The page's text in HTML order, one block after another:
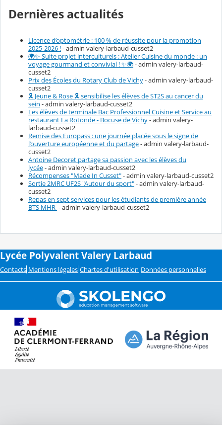
Dernières actualités
Licence d’optométrie : 100 % de réussite pour la promotion
2025-2026 !- admin valery-larbaud-cusset2
🌍✨ Suite projet interculturels : Atelier Cuisine du monde : un
voyage gourmand et convivial ! ✨🌍- admin valery-larbaud-
cusset2
Prix des Écoles du Rotary Club de Vichy- admin valery-larbaud-
cusset2
🎗️ Jeune & Rose 🎗️ sensibilise les élèves de ST2S au cancer du
sein - admin valery-larbaud-cusset2
Les élèves de terminale Bac Professionnel Cuisine et Service au
restaurant La Rotonde - Bocuse de Vichy- admin valery-
larbaud-cusset2
Remise des Europass : une journée placée sous le signe de
l’ouverture européenne et du partage- admin valery-larbaud-
cusset2
Antoine Decoret partage sa passion avec les élèves du
lycée- admin valery-larbaud-cusset2
Récompenses "Made In Cusset"- admin valery-larbaud-cusset2
Sortie 2MRC UF2S "Autour du sport"- admin valery-larbaud-
cusset2
Repas en sept services pour les étudiants de première année
BTS MHR - admin valery-larbaud-cusset2
Lycée Polyvalent Valery Larbaud
Contacts Mentions légales Chartes d'utilisation Données personnelles